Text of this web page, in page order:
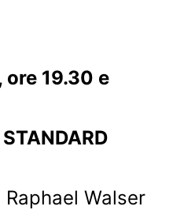
19.30 e
Walser